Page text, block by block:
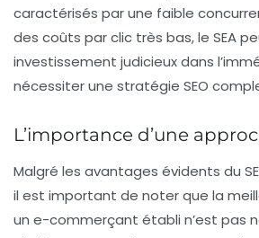
caractérisés par une faible
des coûts par clic très bas, le SEA
investissement judicieux dans
nécessiter une stratégie SEO
L’importance d’une
Malgré les avantages évidents du
il est important de noter que la
un e-commerçant établi n’est pas